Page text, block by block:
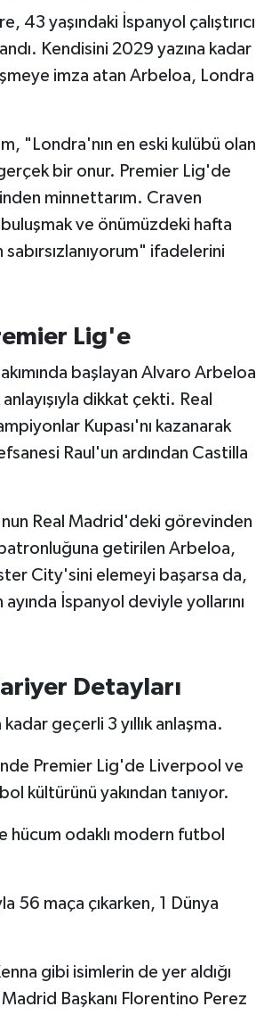
43 yaşındaki İspanyol çalıştırıcı
Kendisini 2029 yazına kadar
imza atan Arbeloa, Londra
"Londra'nın en eski kulübü olan
bir onur. Premier Lig'de
minnettarım. Craven
ve önümüzdeki hafta
sabırsızlanıyorum" ifadelerini
Lig'e
başlayan Alvaro
dikkat çekti. Real
Kupası'nı kazanarak
Raul'un ardından Castilla
Real Madrid'deki görevinden
patronluğuna getirilen Arbeloa,
City'sini elemeyi başarsa da,
İspanyol deviyle yollarını
Detayları
geçerli 3 yıllık anlaşma.
Premier Lig'de Liverpool ve
kültürünü yakından tanıyor.
hücum odaklı modern futbol
56 maça çıkarken, 1 Dünya
gibi isimlerin de yer aldığı
Başkanı Florentino Perez